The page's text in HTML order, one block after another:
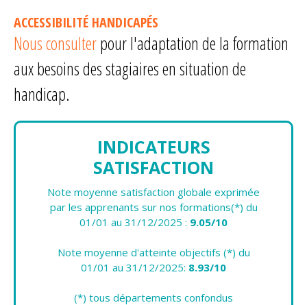
ACCESSIBILITÉ HANDICAPÉS
Nous consulterpour l'adaptation de la formation
aux besoins des stagiaires en situation de
handicap.
INDICATEURS
SATISFACTION
Note moyenne satisfaction globale exprimée
par les apprenants sur nos formations(*) du
01/01 au 31/12/2025 : 9.05/10
Note moyenne d'atteinte objectifs (*) du
01/01 au 31/12/2025: 8.93/10
(*) tous départements confondus